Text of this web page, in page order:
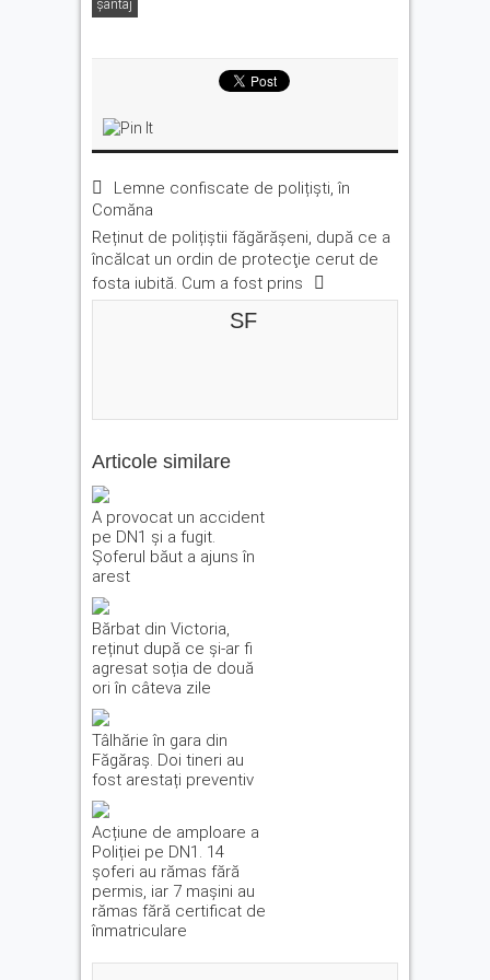
şantaj
Lemne confiscate de polițiști, în
Comăna
Reținut de polițiștii făgărășeni, după ce a
încălcat un ordin de protecţie cerut de
fosta iubită. Cum a fost prins
SF
Articole similare
A provocat un accident
pe DN1 și a fugit.
Șoferul băut a ajuns în
arest
Bărbat din Victoria,
reținut după ce și-ar fi
agresat soția de două
ori în câteva zile
Tâlhărie în gara din
Făgăraș. Doi tineri au
fost arestați preventiv
Acțiune de amploare a
Poliției pe DN1. 14
șoferi au rămas fără
permis, iar 7 mașini au
rămas fără certificat de
înmatriculare